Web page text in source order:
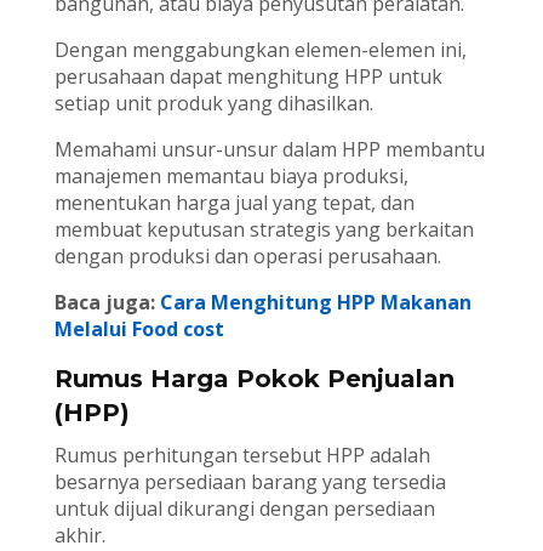
Dengan menggabungkan elemen-elemen ini,
perusahaan dapat menghitung HPP untuk
setiap unit produk yang dihasilkan.
Memahami unsur-unsur dalam HPP membantu
manajemen memantau biaya produksi,
menentukan harga jual yang tepat, dan
membuat keputusan strategis yang berkaitan
dengan produksi dan operasi perusahaan.
Baca juga: Cara Menghitung HPP Makanan
Melalui Food cost
Rumus Harga Pokok Penjualan
(HPP)
Rumus perhitungan tersebut HPP adalah
besarnya persediaan barang yang tersedia
untuk dijual dikurangi dengan persediaan
akhir.